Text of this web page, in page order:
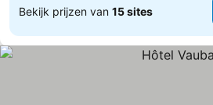
Bekijk prijzen van 15 sites